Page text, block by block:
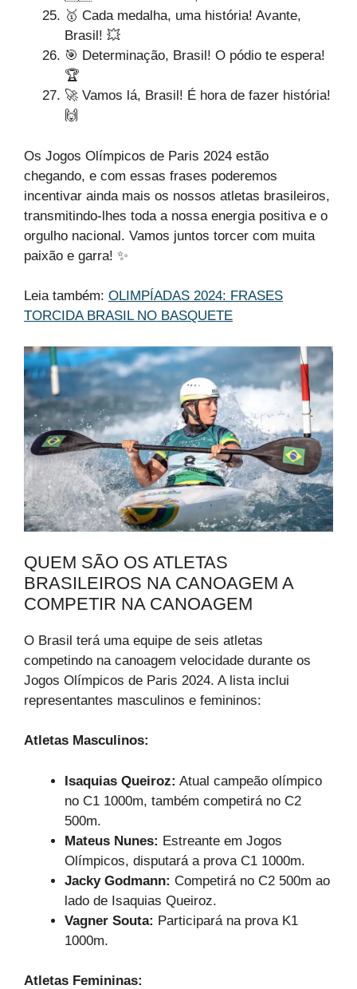
🥇 Cada medalha, uma história! Avante,
Brasil! 💥
🎯 Determinação, Brasil! O pódio te espera!
🏆
🚀 Vamos lá, Brasil! É hora de fazer história!
🙌
Os Jogos Olímpicos de Paris 2024 estão
chegando, e com essas frases poderemos
incentivar ainda mais os nossos atletas brasileiros,
transmitindo-lhes toda a nossa energia positiva e o
orgulho nacional. Vamos juntos torcer com muita
paixão e garra! ✨
Leia também: OLIMPÍADAS 2024: FRASES
TORCIDA BRASIL NO BASQUETE
QUEM SÃO OS ATLETAS
BRASILEIROS NA CANOAGEM A
COMPETIR NA CANOAGEM
O Brasil terá uma equipe de seis atletas
competindo na canoagem velocidade durante os
Jogos Olímpicos de Paris 2024. A lista inclui
representantes masculinos e femininos:
Atletas Masculinos:
Isaquias Queiroz: Atual campeão olímpico
no C1 1000m, também competirá no C2
500m.
Mateus Nunes: Estreante em Jogos
Olímpicos, disputará a prova C1 1000m.
Jacky Godmann: Competirá no C2 500m ao
lado de Isaquias Queiroz.
Vagner Souta: Participará na prova K1
1000m.
Atletas Femininas: